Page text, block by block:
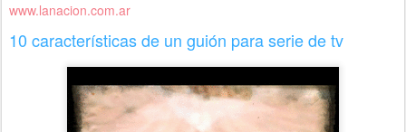
www.lanacion.com.ar
10 características de un guión para serie de tv